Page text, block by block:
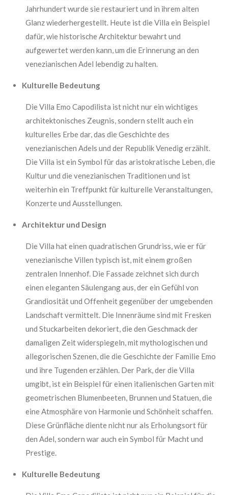
Jahrhundert wurde sie restauriert und in ihrem alten
Glanz wiederhergestellt. Heute ist die Villa ein Beispiel
dafür, wie historische Architektur bewahrt und
aufgewertet werden kann, um die Erinnerung an den
venezianischen Adel lebendig zu halten.
Kulturelle Bedeutung
Die Villa Emo Capodilista ist nicht nur ein wichtiges
architektonisches Zeugnis, sondern stellt auch ein
kulturelles Erbe dar, das die Geschichte des
venezianischen Adels und der Republik Venedig erzählt.
Die Villa ist ein Symbol für das aristokratische Leben, die
Kultur und die venezianischen Traditionen und ist
weiterhin ein Treffpunkt für kulturelle Veranstaltungen,
Konzerte und Ausstellungen.
Architektur und Design
Die Villa hat einen quadratischen Grundriss, wie er für
venezianische Villen typisch ist, mit einem großen
zentralen Innenhof. Die Fassade zeichnet sich durch
einen eleganten Säulengang aus, der ein Gefühl von
Grandiosität und Offenheit gegenüber der umgebenden
Landschaft vermittelt. Die Innenräume sind mit Fresken
und Stuckarbeiten dekoriert, die den Geschmack der
damaligen Zeit widerspiegeln, mit mythologischen und
allegorischen Szenen, die die Geschichte der Familie Emo
und ihre Tugenden erzählen. Der Park, der die Villa
umgibt, ist ein Beispiel für einen italienischen Garten mit
geometrischen Blumenbeeten, Brunnen und Statuen, die
eine Atmosphäre von Harmonie und Schönheit schaffen.
Diese Grünfläche diente nicht nur als Erholungsort für
den Adel, sondern war auch ein Symbol für Macht und
Prestige.
Kulturelle Bedeutung